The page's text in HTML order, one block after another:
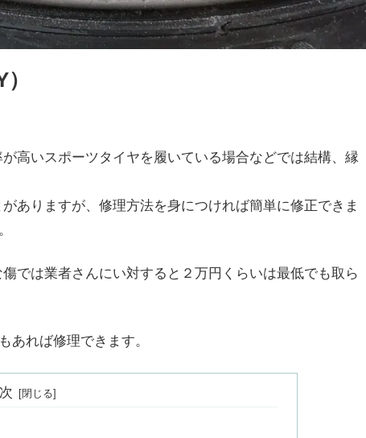
高いスポーツタイヤを履いている場合などでは結構、縁
ありますが、修理方法を身につければ簡単に修正できま
では業者さんにい対すると２万円くらいは最低でも取ら
あれば修理できます。